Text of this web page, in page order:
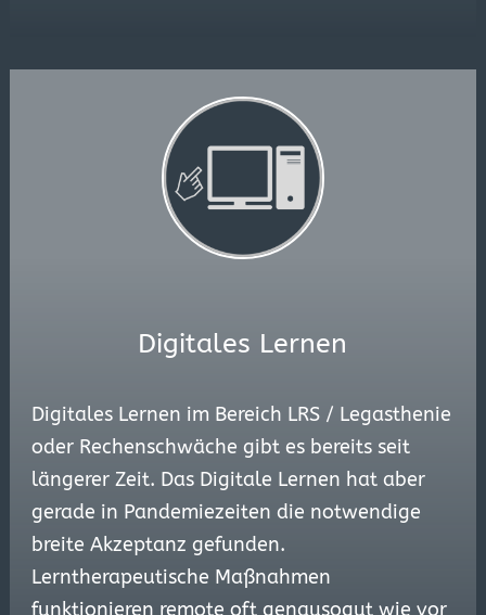
Digitales Lernen
Digitales Lernen im Bereich LRS / Legasthenie
oder Rechenschwäche gibt es bereits seit
längerer Zeit. Das Digitale Lernen hat aber
gerade in Pandemiezeiten die notwendige
breite Akzeptanz gefunden.
Lerntherapeutische Maßnahmen
funktionieren remote oft genausogut wie vor